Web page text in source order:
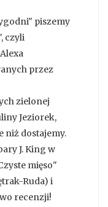
piszemy
czyli
przez
zielonej
Jeziorek,
niż dostajemy.
J. King w
mięso"
Ruda) i
recenzji!